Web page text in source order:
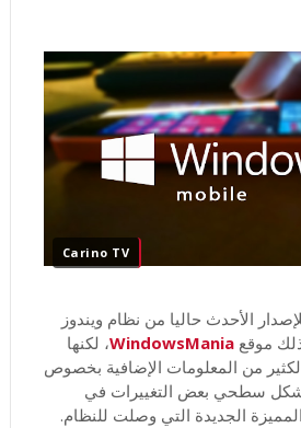
Carino TV
الأحدث حاليا من نظام ويندوز
WindowsMania، لكنها
من المعلومات الإضافية بخصوص
سطحي بعض التغييرات في
الجديدة التي وصلت للنظام.